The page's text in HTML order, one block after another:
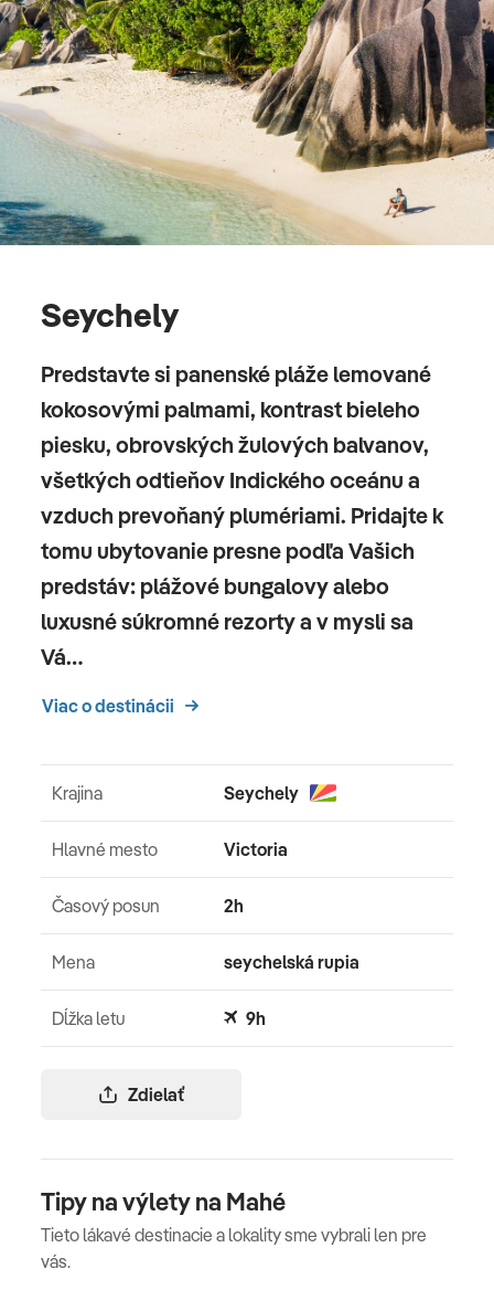
Seychely
Predstavte si panenské pláže lemované
kokosovými palmami, kontrast bieleho
piesku, obrovských žulových balvanov,
všetkých odtieňov Indického oceánu a
vzduch prevoňaný plumériami. Pridajte k
tomu ubytovanie presne podľa Vašich
predstáv: plážové bungalovy alebo
luxusné súkromné rezorty a v mysli sa
Vá…
Viac o destinácii
Zdielať
Krajina Seychely
Hlavné mesto Victoria
Časový posun 2h
Mena seychelská rupia
Dĺžka letu 9h
Tipy na výlety na Mahé
Tieto lákavé destinacie a lokality sme vybrali len pre
vás.